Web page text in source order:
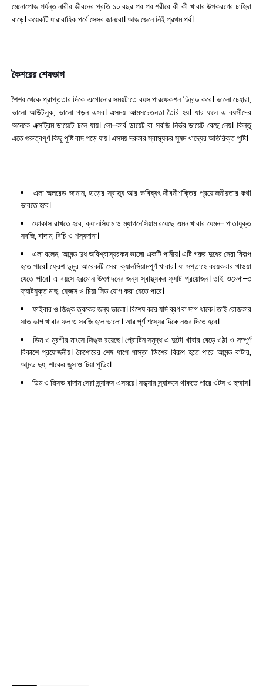
মেনোপোজ পর্যন্ত নারীর জীবনের প্রতি ১০ বছর পর পর শরীরে কী কী খাবার উপকরণের চাহিদা
বাড়ে। কয়েকটি ধারাবাহিক পর্বে সেসব জানবো। আজ জেনে নিই প্রথম পর্ব।
কৈশরের শেষভাগ
শৈশব থেকে প্রাপ্ততার দিকে এগোনোর সময়টাতে বয়স পারফেকশন ডিমান্ড করে। ভালো চেহারা,
ভালো আউটলুক, ভালো গড়ন এসব। এসময় অ‍াত্মসচেতনতা তৈরি হয়। যার ফলে এ বয়সীদের
অনেকে এক্সট্রিম ডায়েটে চলে যায়। লো-কার্ব ডায়েট বা সবজি নির্ভর ডায়েট বেছে নেয়। কিন্তু
এতে গুরুত্বপূর্ণ কিছু পুষ্টি বাদ পড়ে যায়। এসময় দরকার স্বাস্থ্যকর সুষম খাদ্যের অতিরিক্ত পুষ্টি।
এলা অলরেড জানান, হাড়ের স্বাস্থ্য আর ভবিষ্যৎ জীবনীশক্তির প্রয়োজনীয়তার কথা
ভাবতে হবে।
ফোকাস রাখতে হবে, ক্যালসিয়াম ও ম্যাগনেসিয়াম রয়েছে এমন খাবার যেমন- পাতাযুক্ত
সবজি, বাদাম, বিচি ও শস্যদানা।
এলা বলেন, আমন্ড দুধ অবিশ্বাস্যরকম ভালো একটি পানীয়। এটি গরুর দুধের সেরা বিকল্প
হতে পারে। ফ্রেশ ডুমুর আরেকটি সেরা ক্যালসিয়ামপূর্ণ খাবার। যা সপ্তাহে কয়েকবার খাওয়া
যেতে পারে। এ বয়সে হরমোন উৎপাদনের জন্য স্বাস্থ্যকর ফ্যাট প্রয়োজন। তাই ওমেগা-৩
ফ্যাটযুক্ত মাছ, ফ্লেক্স ও চিয়া সিড যোগ করা যেতে পারে।
ফাইবার ও জিঙ্ক ত্বকের জন্য ভালো। বিশেষ করে যদি ব্রণ বা দাগ থাকে। তাই রোজকার
সাত ভাগ খাবার ফল ও সবজি হলে ভালো। আর পূর্ণ শস্যের দিকে নজর দিতে হবে।
ডিম ও মুরগীর মাংসে জিঙ্ক রয়েছে। প্রোটিন সমৃদ্ধ এ দুটো খাবার বেড়ে ওঠা ও সম্পূর্ণ
বিকাশে প্রয়োজনীয়। কৈশোরের শেষ ধাপে পাস্তা ডিশের বিকল্প হতে পারে আমন্ড বাটার,
আমন্ড দুধ, শাকের জুস ও চিয়া পুডিং।
ডিম ও মিক্সড বাদাম সেরা স্ন্যাকস এসময়ে। সন্ধ্যার স্ন্যাকসে থাকতে পারে ওটস ও হুম্মাস।